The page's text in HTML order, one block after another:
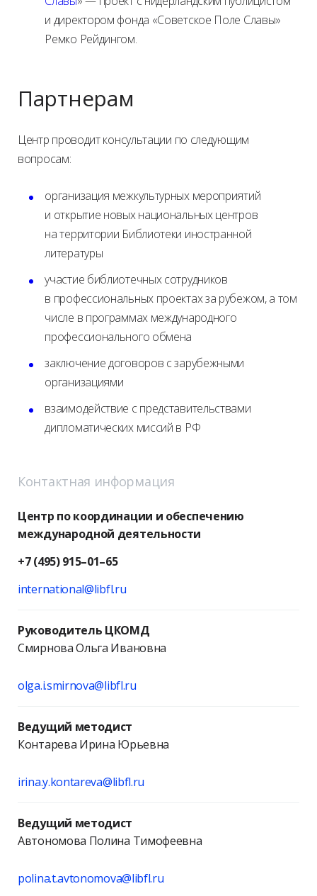
и директором фонда «Советское Поле Славы»
Ремко Рейдингом.
Партнерам
Центр проводит консультации по следующим
вопросам:
организация межкультурных мероприятий
и открытие новых национальных центров
на территории Библиотеки иностранной
литературы
участие библиотечных сотрудников
в профессиональных проектах за рубежом, а том
числе в программах международного
профессионального обмена
заключение договоров с зарубежными
организациями
взаимодействие с представительствами
дипломатических миссий в РФ
Контактная информация
Центр по координации и обеспечению
международной деятельности
+7 (495) 915–01–65
international@libfl.ru
Руководитель ЦКОМД
Смирнова Ольга Ивановна
olga.i.smirnova@libfl.ru
Ведущий методист
Контарева Ирина Юрьевна
irina.y.kontareva@libfl.ru
Ведущий методист
Автономова Полина Тимофеевна
polina.t.avtonomova@libfl.ru